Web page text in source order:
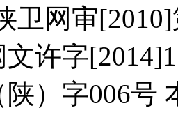
卫网审
许字
）字006号